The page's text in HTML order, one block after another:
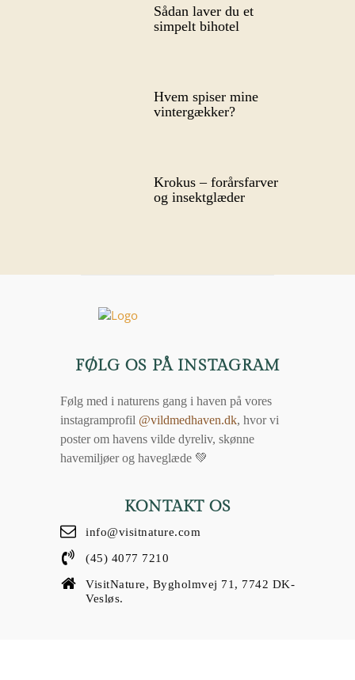
Sådan laver du et
simpelt bihotel
Hvem spiser mine
vintergækker?
Krokus – forårsfarver
og insektglæder
FØLG OS PÅ INSTAGRAM
Følg med i naturens gang i haven på vores
instagramprofil @vildmedhaven.dk, hvor vi
poster om havens vilde dyreliv, skønne
havemiljøer og haveglæde 💚
KONTAKT OS
info@visitnature.com
(45) 4077 7210
VisitNature, Bygholmvej 71, 7742 DK-
Vesløs.